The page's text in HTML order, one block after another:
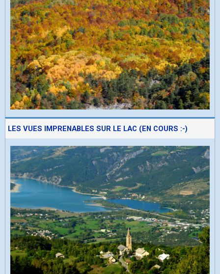
LES VUES IMPRENABLES SUR LE LAC (EN COURS :-)